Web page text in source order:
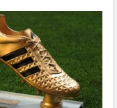
了整整17分钟